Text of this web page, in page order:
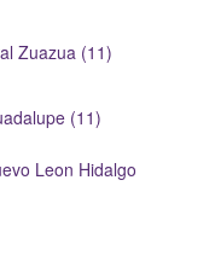
Zuazua (11)
(11)
Leon Hidalgo